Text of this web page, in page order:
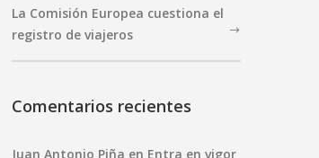
La Comisión Europea cuestiona el
registro de viajeros
Comentarios recientes
Juan Antonio Piña en Entra en vigor